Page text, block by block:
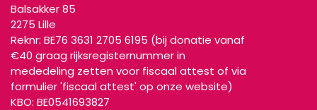
Balsakker 85
2275 Lille
Reknr: BE76 3631 2705 6195 (bij donatie vanaf
€40 graag rijksregisternummer in
mededeling zetten voor fiscaal attest of via
formulier 'fiscaal attest' op onze website)
KBO: BE0541693827